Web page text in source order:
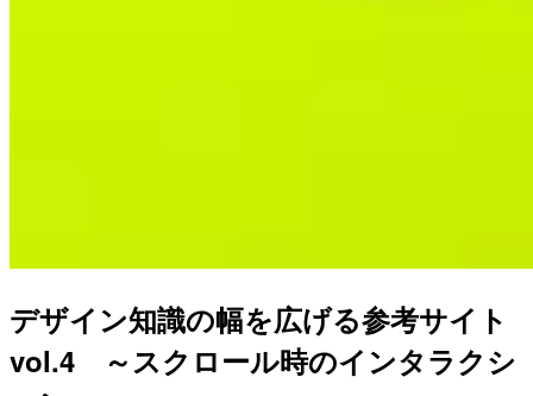
デザイン知識の幅を広げる参考サイト
vol.4 ～スクロール時のインタラクシ